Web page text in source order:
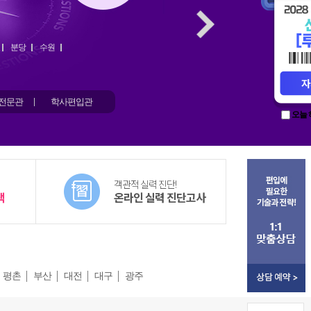
오늘
분당 수원
Next
문관 학사편입관
객관적 실력 진단!
온라인 실력 진단고사
평촌 부산 대전 대구 광주